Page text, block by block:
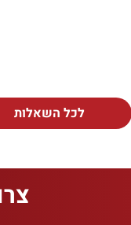
לכל השאלות